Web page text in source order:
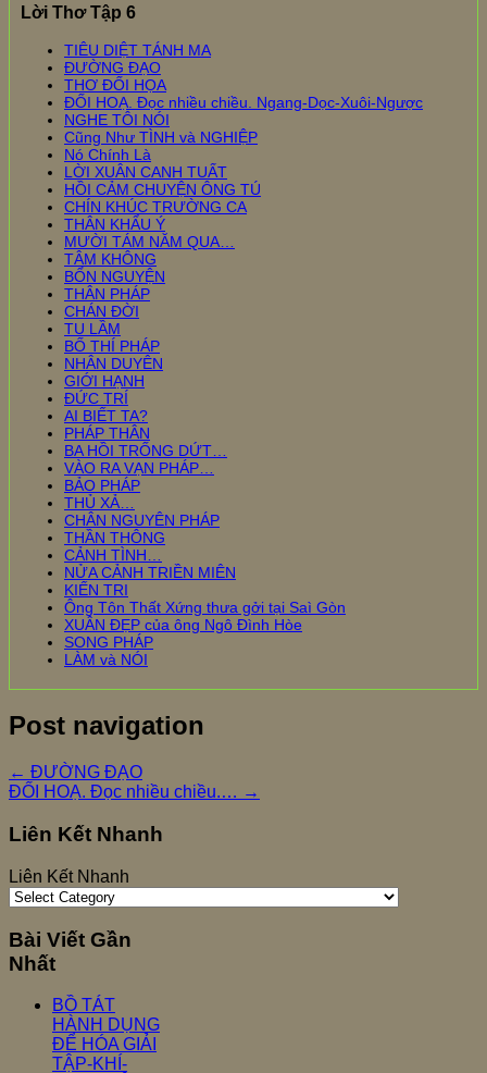
Lời Thơ Tập 6
TIÊU DIỆT TÁNH MA
ĐƯỜNG ĐẠO
THƠ ĐỐI HỌA
ĐỐI HOẠ. Đọc nhiều chiều. Ngang-Dọc-Xuôi-Ngược
NGHE TÔI NÓI
Cũng Như TÌNH và NGHIỆP
Nó Chính Là
LỜI XUÂN CANH TUẤT
HỒI CẢM CHUYỆN ÔNG TÚ
CHÍN KHÚC TRƯỜNG CA
THÂN KHẨU Ý
MƯỜI TÁM NĂM QUA…
TÂM KHÔNG
BỔN NGUYỆN
THÂN PHÁP
CHÁN ĐỜI
TU LẦM
BỐ THÍ PHÁP
NHÂN DUYÊN
GIỚI HẠNH
ĐỨC TRÍ
AI BIẾT TA?
PHÁP THÂN
BA HỒI TRỐNG DỨT…
VÀO RA VẠN PHÁP…
BẢO PHÁP
THỦ XẢ…
CHÂN NGUYÊN PHÁP
THẦN THÔNG
CẢNH TÌNH…
NỬA CẢNH TRIỀN MIÊN
KIẾN TRI
Ông Tôn Thất Xứng thưa gởi tại Saì Gòn
XUÂN ĐẸP của ông Ngô Đình Hòe
SONG PHÁP
LÀM và NÓI
Post navigation
← ĐƯỜNG ĐẠO
ĐỐI HOẠ. Đọc nhiều chiều.… →
Liên Kết Nhanh
Liên Kết Nhanh
Bài Viết Gần
Nhất
BỒ TÁT
HÀNH DỤNG
ĐỂ HÓA GIẢI
TẬP-KHÍ-